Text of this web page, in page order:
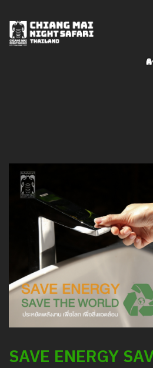
清邁夜間野
SAVE ENERGY